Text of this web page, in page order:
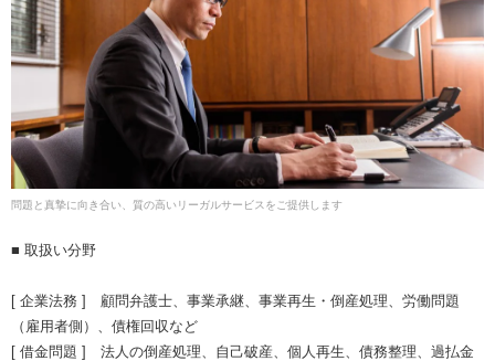
問題と真摯に向き合い、質の高いリーガルサービスをご提供します
■ 取扱い分野
[ 企業法務 ] 顧問弁護士、事業承継、事業再生・倒産処理、労働問題
（雇用者側）、債権回収など
[ 借金問題 ] 法人の倒産処理、自己破産、個人再生、債務整理、過払金